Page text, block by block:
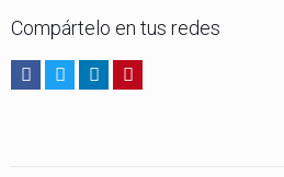
Compártelo en tus redes